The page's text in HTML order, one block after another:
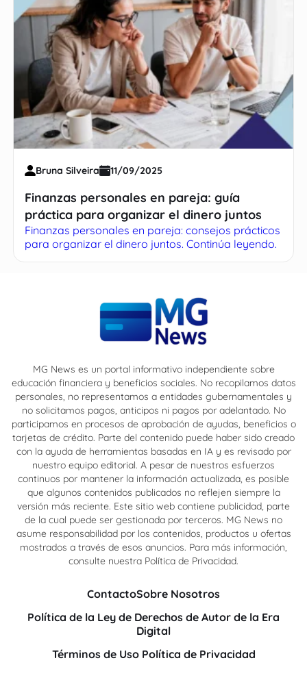
Bruna Silveira 11/09/2025
Finanzas personales en pareja: guía
práctica para organizar el dinero juntos
Finanzas personales en pareja: consejos prácticos
para organizar el dinero juntos. Continúa leyendo.
MG News es un portal informativo independiente sobre
educación financiera y beneficios sociales. No recopilamos datos
personales, no representamos a entidades gubernamentales y
no solicitamos pagos, anticipos ni pagos por adelantado. No
participamos en procesos de aprobación de ayudas, beneficios o
tarjetas de crédito. Parte del contenido puede haber sido creado
con la ayuda de herramientas basadas en IA y es revisado por
nuestro equipo editorial. A pesar de nuestros esfuerzos
continuos por mantener la información actualizada, es posible
que algunos contenidos publicados no reflejen siempre la
versión más reciente. Este sitio web contiene publicidad, parte
de la cual puede ser gestionada por terceros. MG News no
asume responsabilidad por los contenidos, productos u ofertas
mostrados a través de esos anuncios. Para más información,
consulte nuestra Política de Privacidad.
ContactoSobre Nosotros
Política de la Ley de Derechos de Autor de la Era
Digital
Términos de Uso Política de Privacidad